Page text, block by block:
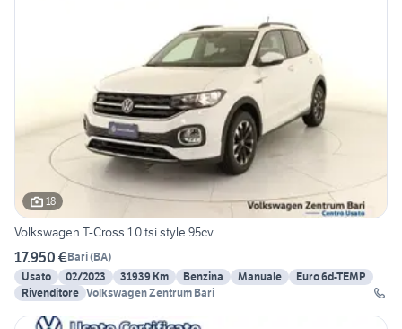
18
Volkswagen T-Cross 1.0 tsi style 95cv
17.950 €Bari(BA)
Usato
02/2023 31939 Km Benzina Manuale
Euro 6d-TEMP
Rivenditore Volkswagen Zentrum Bari